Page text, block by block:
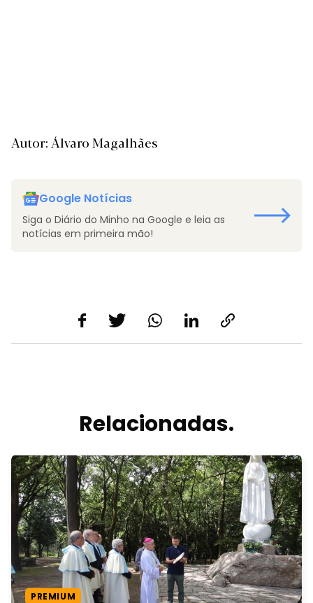
Autor: Álvaro Magalhães
Google Notícias
Siga o Diário do Minho na Google e leia as
notícias em primeira mão!
Relacionadas.
PREMIUM